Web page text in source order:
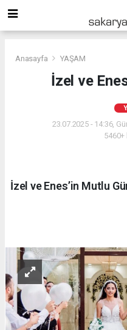
Anasayfa YAŞAM
İzel ve
23.07.2025 - 14:36,
5460+
İzel ve Enes’in Mutlu